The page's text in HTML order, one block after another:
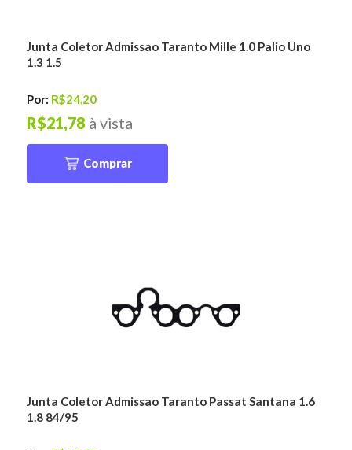
Junta Coletor Admissao Taranto Mille 1.0 Palio Uno
1.3 1.5
Por: R$24,20
à vista
R$21,78
Comprar
Junta Coletor Admissao Taranto Passat Santana 1.6
1.8 84/95